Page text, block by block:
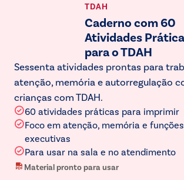
TDAH
Caderno com 60
Atividades
para o TDAH
Sessenta atividades prontas para
atenção, memória e autorregulação
crianças com TDAH.
60 atividades práticas para imprimir
Foco em atenção, memória e funções
executivas
Para usar na sala e no atendimento
Material pronto para usar